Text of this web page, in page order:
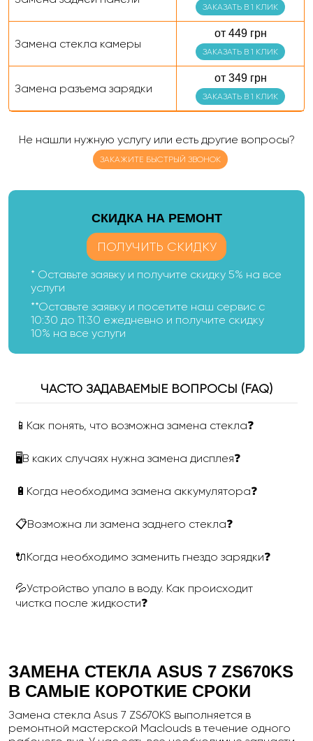
ЗАКАЗАТЬ В 1 КЛИК
Замена стекла камеры
от 449 грн
ЗАКАЗАТЬ В 1 КЛИК
Замена разъема зарядки
от 349 грн
ЗАКАЗАТЬ В 1 КЛИК
Не нашли нужную услугу или есть другие вопросы?
ЗАКАЖИТЕ БЫСТРЫЙ ЗВОНОК
CКИДКА НА РЕМОНТ
ПОЛУЧИТЬ СКИДКУ
* Оставьте заявку и получите скидку 5% на все
услуги
**Оставьте заявку и посетите наш сервис с
10:30 до 11:30 ежедневно и получите скидку
10% на все услуги
ЧАСТО ЗАДАВАЕМЫЕ ВОПРОСЫ (FAQ)
📱Как понять, что возможна замена стекла❓
🖥В каких случаях нужна замена дисплея❓
🔋Когда необходима замена аккумулятора❓
📋Возможна ли замена заднего стекла❓
🔌Когда необходимо заменить гнездо зарядки❓
💦Устройство упало в воду. Как происходит
чистка после жидкости❓
ЗАМЕНА СТЕКЛА ASUS 7 ZS670KS
В САМЫЕ КОРОТКИЕ СРОКИ
Замена стекла Asus 7 ZS670KS выполняется в
ремонтной мастерской Maclouds в течение одного